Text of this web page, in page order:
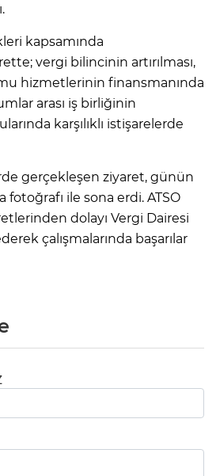
kapsamında
vergi bilincinin artırılması,
hizmetlerinin finansmanında
arası iş birliğinin
karşılıklı istişarelerde
gerçekleşen ziyaret, günün
fotoğrafı ile sona erdi. ATSO
dolayı Vergi Dairesi
çalışmalarında başarılar